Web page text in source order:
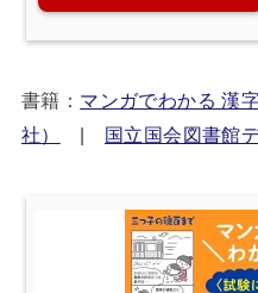
書籍： マンガでわかる 漢
社）
| 国立国会図書館